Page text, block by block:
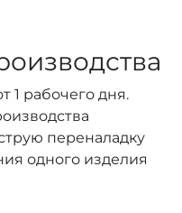
1 рабочего дня.
переналадку
одного изделия